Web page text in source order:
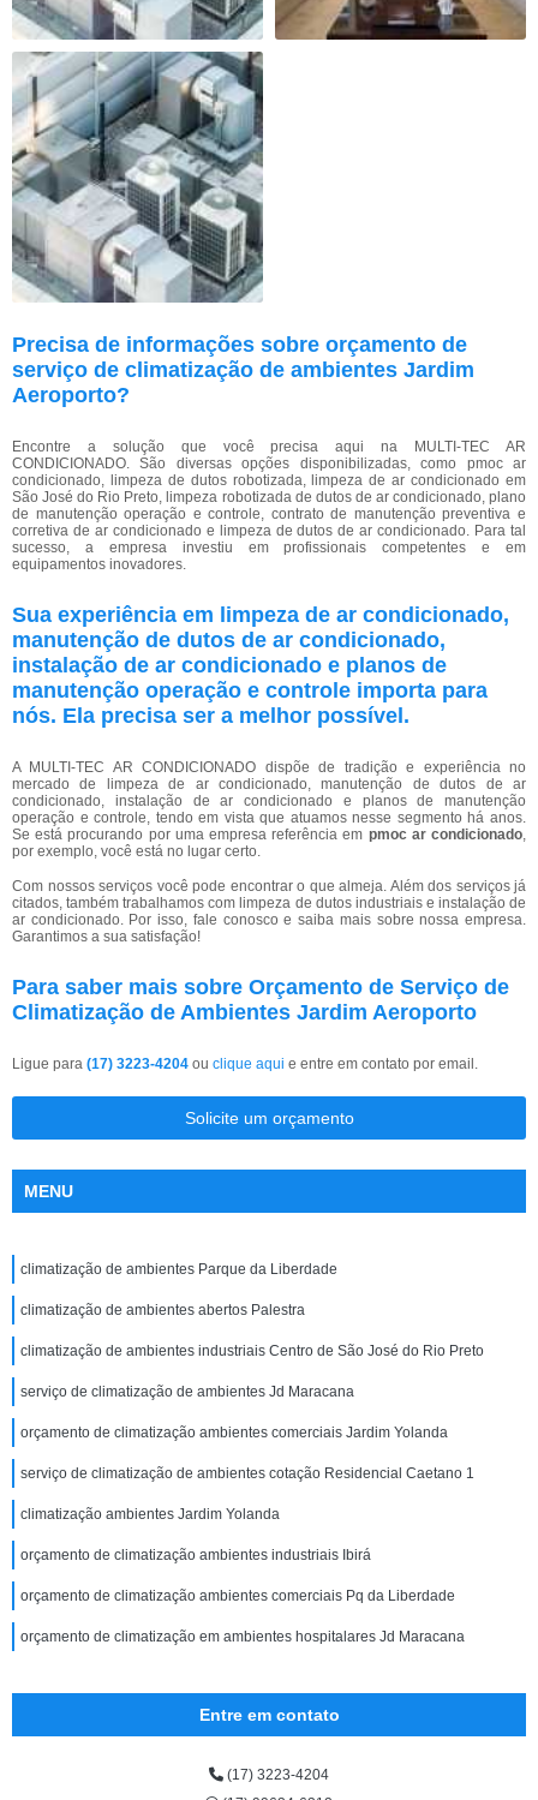
Precisa de informações sobre orçamento de
serviço de climatização de ambientes Jardim
Aeroporto?
Encontre a solução que você precisa aqui na MULTI-TEC AR
CONDICIONADO. São diversas opções disponibilizadas, como pmoc ar
condicionado, limpeza de dutos robotizada, limpeza de ar condicionado em
São José do Rio Preto, limpeza robotizada de dutos de ar condicionado, plano
de manutenção operação e controle, contrato de manutenção preventiva e
corretiva de ar condicionado e limpeza de dutos de ar condicionado. Para tal
sucesso, a empresa investiu em profissionais competentes e em
equipamentos inovadores.
Sua experiência em limpeza de ar condicionado,
manutenção de dutos de ar condicionado,
instalação de ar condicionado e planos de
manutenção operação e controle importa para
nós. Ela precisa ser a melhor possível.
A MULTI-TEC AR CONDICIONADO dispõe de tradição e experiência no
mercado de limpeza de ar condicionado, manutenção de dutos de ar
condicionado, instalação de ar condicionado e planos de manutenção
operação e controle, tendo em vista que atuamos nesse segmento há anos.
Se está procurando por uma empresa referência em pmoc ar condicionado,
por exemplo, você está no lugar certo.
Com nossos serviços você pode encontrar o que almeja. Além dos serviços já
citados, também trabalhamos com limpeza de dutos industriais e instalação de
ar condicionado. Por isso, fale conosco e saiba mais sobre nossa empresa.
Garantimos a sua satisfação!
Para saber mais sobre Orçamento de Serviço de
Climatização de Ambientes Jardim Aeroporto
Ligue para (17) 3223-4204 ou clique aqui e entre em contato por email.
Solicite um orçamento
MENU
climatização de ambientes Parque da Liberdade
climatização de ambientes abertos Palestra
climatização de ambientes industriais Centro de São José do Rio Preto
serviço de climatização de ambientes Jd Maracana
orçamento de climatização ambientes comerciais Jardim Yolanda
serviço de climatização de ambientes cotação Residencial Caetano 1
climatização ambientes Jardim Yolanda
orçamento de climatização ambientes industriais Ibirá
orçamento de climatização ambientes comerciais Pq da Liberdade
orçamento de climatização em ambientes hospitalares Jd Maracana
Entre em contato
(17) 3223-4204